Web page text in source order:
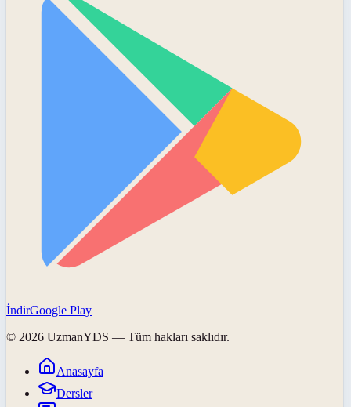
İndirGoogle Play
© 2026 UzmanYDS — Tüm hakları saklıdır.
Anasayfa
Dersler